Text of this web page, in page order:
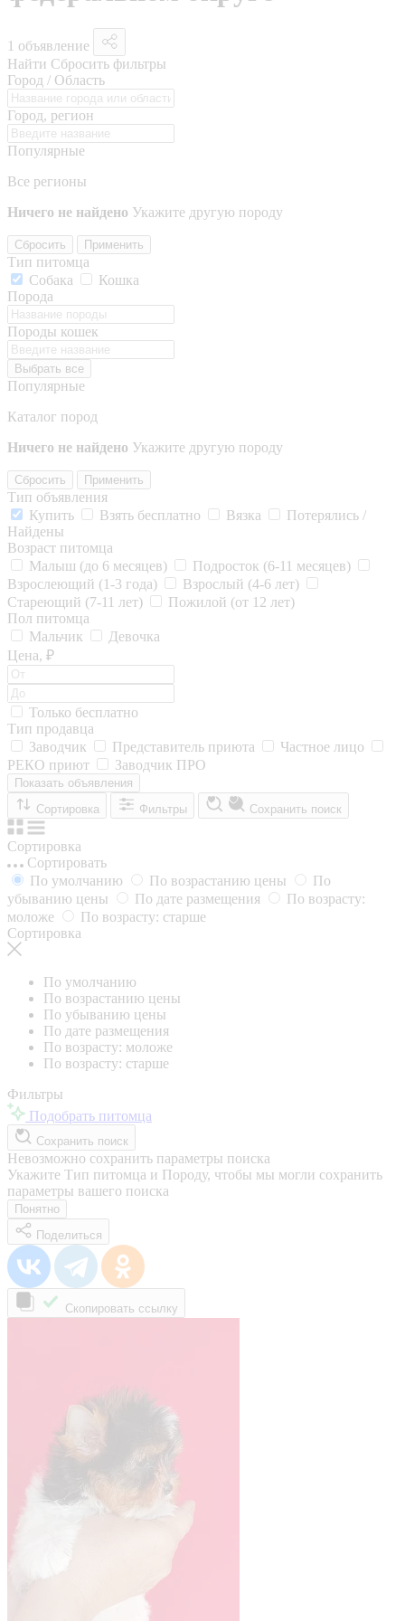
1 объявление
Найти Сбросить фильтры
Город / Область
Город, регион
Популярные
Все регионы
Ничего не найдено Укажите другую породу
Сбросить Применить
Тип питомца
Собака
Кошка
Порода
Породы кошек
Выбрать все
Популярные
Каталог пород
Ничего не найдено Укажите другую породу
Сбросить Применить
Тип объявления
Купить
Взять бесплатно Вязка
Потерялись /
Найдены
Возраст питомца
Малыш (до 6 месяцев)
Подросток (6-11 месяцев)
Взрослеющий (1-3 года)
Взрослый (4-6 лет)
Стареющий (7-11 лет)
Пожилой (от 12 лет)
Пол питомца
Мальчик
Девочка
Цена, ₽
Только бесплатно
Тип продавца
Заводчик
Представитель приюта
Частное лицо
РЕКО приют
Заводчик ПРО
Показать объявления
Сортировка
Фильтры Сохранить поиск
Сортировка
Сортировать
По умолчанию
По возрастанию цены
По
убыванию цены
По дате размещения
По возрасту:
моложе
По возрасту: старше
Сортировка
По умолчанию
По возрастанию цены
По убыванию цены
По дате размещения
По возрасту: моложе
По возрасту: старше
Фильтры
Подобрать питомца
Сохранить поиск
Невозможно сохранить параметры поиска
Укажите Тип питомца и Породу, чтобы мы могли сохранить
параметры вашего поиска
Понятно
Поделиться
Скопировать ссылку